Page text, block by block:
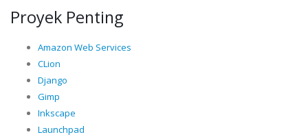
Proyek Penting
Amazon Web Services
CLion
Django
Gimp
Inkscape
Launchpad